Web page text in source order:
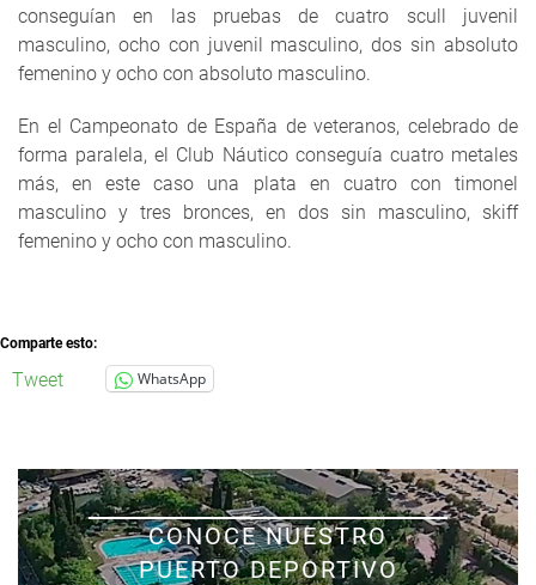
conseguían en las pruebas de cuatro scull juvenil
masculino, ocho con juvenil masculino, dos sin absoluto
femenino y ocho con absoluto masculino.
En el Campeonato de España de veteranos, celebrado de
forma paralela, el Club Náutico conseguía cuatro metales
más, en este caso una plata en cuatro con timonel
masculino y tres bronces, en dos sin masculino, skiff
femenino y ocho con masculino.
Comparte esto:
Tweet WhatsApp
CONOCE NUESTRO
PUERTO DEPORTIVO